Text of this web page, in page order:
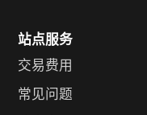
站点服务
交易费用
常见问题